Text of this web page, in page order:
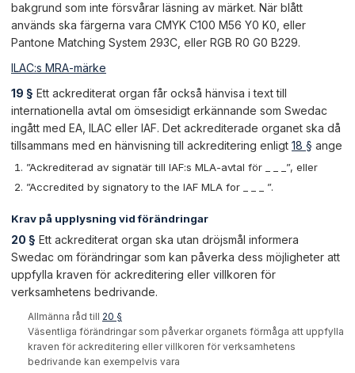
bakgrund som inte försvårar läsning av märket. När blått
används ska färgerna vara CMYK C100 M56 Y0 K0, eller
Pantone Matching System 293C, eller RGB R0 G0 B229.
ILAC:s MRA-märke
19 § Ett ackrediterat organ får också hänvisa i text till
internationella avtal om ömsesidigt erkännande som Swedac
ingått med EA, ILAC eller IAF. Det ackrediterade organet ska då
tillsammans med en hänvisning till ackreditering enligt 18 § ange
”Ackrediterad av signatär till IAF:s MLA-avtal för _ _ _”, eller
”Accredited by signatory to the IAF MLA for _ _ _ ”.
Krav på upplysning vid förändringar
20 § Ett ackrediterat organ ska utan dröjsmål informera
Swedac om förändringar som kan påverka dess möjligheter att
uppfylla kraven för ackreditering eller villkoren för
verksamhetens bedrivande.
Allmänna råd till 20 §
Väsentliga förändringar som påverkar organets förmåga att uppfylla
kraven för ackreditering eller villkoren för verksamhetens
bedrivande kan exempelvis vara